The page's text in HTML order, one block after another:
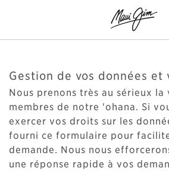
Gestion de vos données et
Nous prenons très au sérieux la
membres de notre 'ohana. Si
exercer vos droits sur les
fourni ce formulaire pour
demande. Nous nous
une réponse rapide à vos